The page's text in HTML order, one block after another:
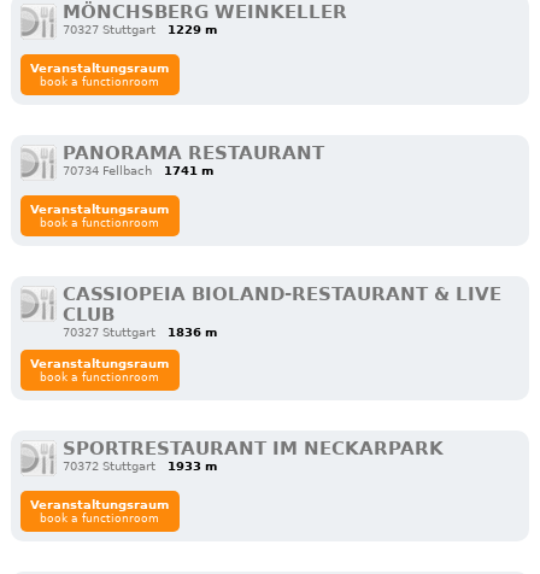
MÖNCHSBERG WEINKELLER
70327 Stuttgart 1229 m
Veranstaltungsraum
book a functionroom
PANORAMA RESTAURANT
70734 Fellbach 1741 m
Veranstaltungsraum
book a functionroom
CASSIOPEIA BIOLAND-RESTAURANT & LIVE
CLUB
70327 Stuttgart 1836 m
Veranstaltungsraum
book a functionroom
SPORTRESTAURANT IM NECKARPARK
70372 Stuttgart 1933 m
Veranstaltungsraum
book a functionroom